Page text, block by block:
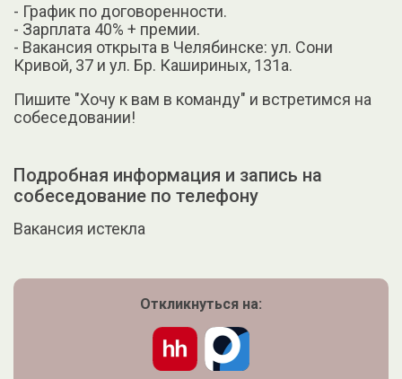
- График по договоренности.
- Зарплата 40% + премии.
- Вакансия открыта в Челябинске: ул. Сони
Кривой, 37 и ул. Бр. Кашириных, 131а.
Пишите "Хочу к вам в команду" и встретимся на
собеседовании!
Подробная информация и запись на
собеседование по телефону
Вакансия истекла
Откликнуться на: